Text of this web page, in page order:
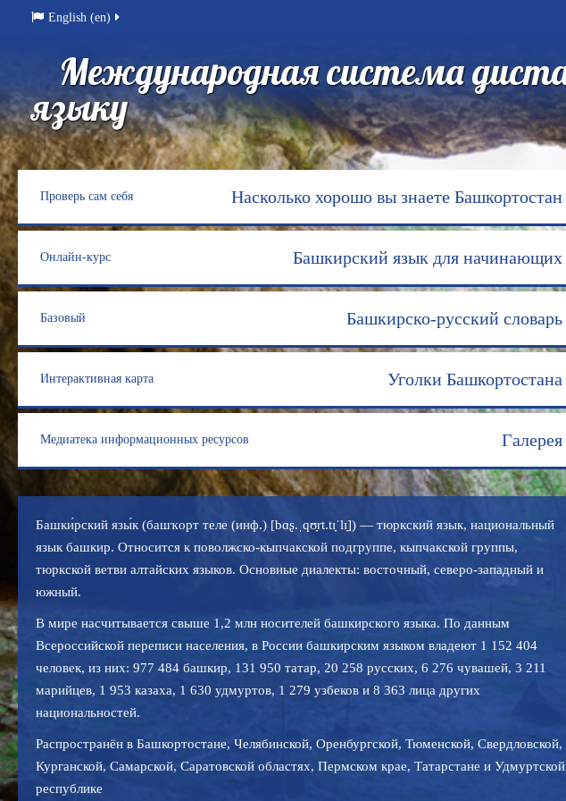
Международная система
языку
English (en)
Проверь сам себя Насколько хорошо вы знаете Башкортостан
Онлайн-курс Башкирский язык для начинающих
Базовый Башкирско-русский словарь
Интерактивная карта Уголки Башкортостана
Медиатека информационных ресурсов Галерея
Башки́рский язы́к (башҡорт теле (инф.) [bɑʂ.ˌqʊ̞rt.tɪ̞ˈlɪ̞]) — тюркский язык, национальный
язык башкир. Относится к поволжско-кыпчакской подгруппе, кыпчакской группы,
тюркской ветви алтайских языков. Основные диалекты: восточный, северо-западный и
южный.
В мире насчитывается свыше 1,2 млн носителей башкирского языка. По данным
Всероссийской переписи населения, в России башкирским языком владеют 1 152 404
человек, из них: 977 484 башкир, 131 950 татар, 20 258 русских, 6 276 чувашей, 3 211
марийцев, 1 953 казаха, 1 630 удмуртов, 1 279 узбеков и 8 363 лица других
национальностей.
Распространён в Башкортостане, Челябинской, Оренбургской, Тюменской, Свердловской,
Курганской, Самарской, Саратовской областях, Пермском крае, Татарстане и Удмуртской
республике